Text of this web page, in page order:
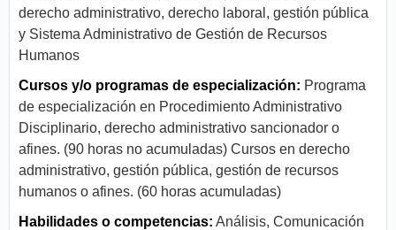
derecho administrativo, derecho laboral, gestión pública
y Sistema Administrativo de Gestión de Recursos
Humanos
Cursos y/o programas de especialización: Programa
de especialización en Procedimiento Administrativo
Disciplinario, derecho administrativo sancionador o
afines. (90 horas no acumuladas) Cursos en derecho
administrativo, gestión pública, gestión de recursos
humanos o afines. (60 horas acumuladas)
Habilidades o competencias: Análisis, Comunicación